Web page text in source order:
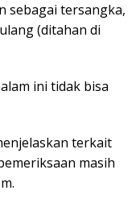
sebagai tersangka,
(ditahan di
ini tidak bisa
terkait
masih